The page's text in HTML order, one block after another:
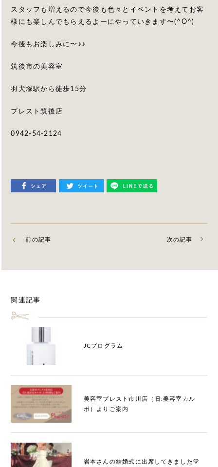
スタッフも増えるので今後も色々とイベントを考えてお客
様にも楽しんでもらえるよーにやっていきます〜(^O^)
今後もお楽しみに〜♪♪
筑後市の美容室
羽犬塚駅から徒歩15分
プレスト筑後店
0942-54-2124
前の記事 次の記事
関連記事
JCプログラム
美容室プレスト市川店（旧:美容室カル
ポ）よりご案内
岩本さんの結婚式に出席してきました💛